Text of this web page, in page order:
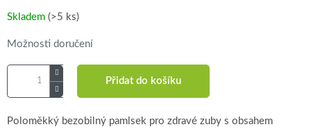
Skladem (>5 ks)
Možnosti doručení
Přidat do košíku
Poloměkký bezobilný pamlsek pro zdravé zuby s obsahem